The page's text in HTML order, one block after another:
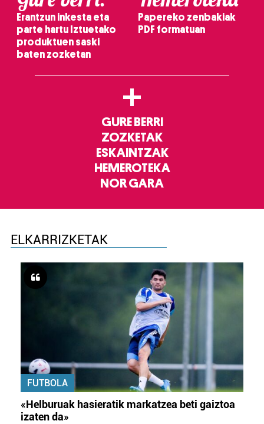
Erantzun inkesta eta
parte hartu Iztuetako
produktuen saski
baten zozketan
Papereko zenbakiak
PDF formatuan
+
GURE BERRI
ZOZKETAK
ESKAINTZAK
HEMEROTEKA
NOR GARA
ELKARRIZKETAK
FUTBOLA
«Helburuak hasieratik markatzea beti gaiztoa
izaten da»